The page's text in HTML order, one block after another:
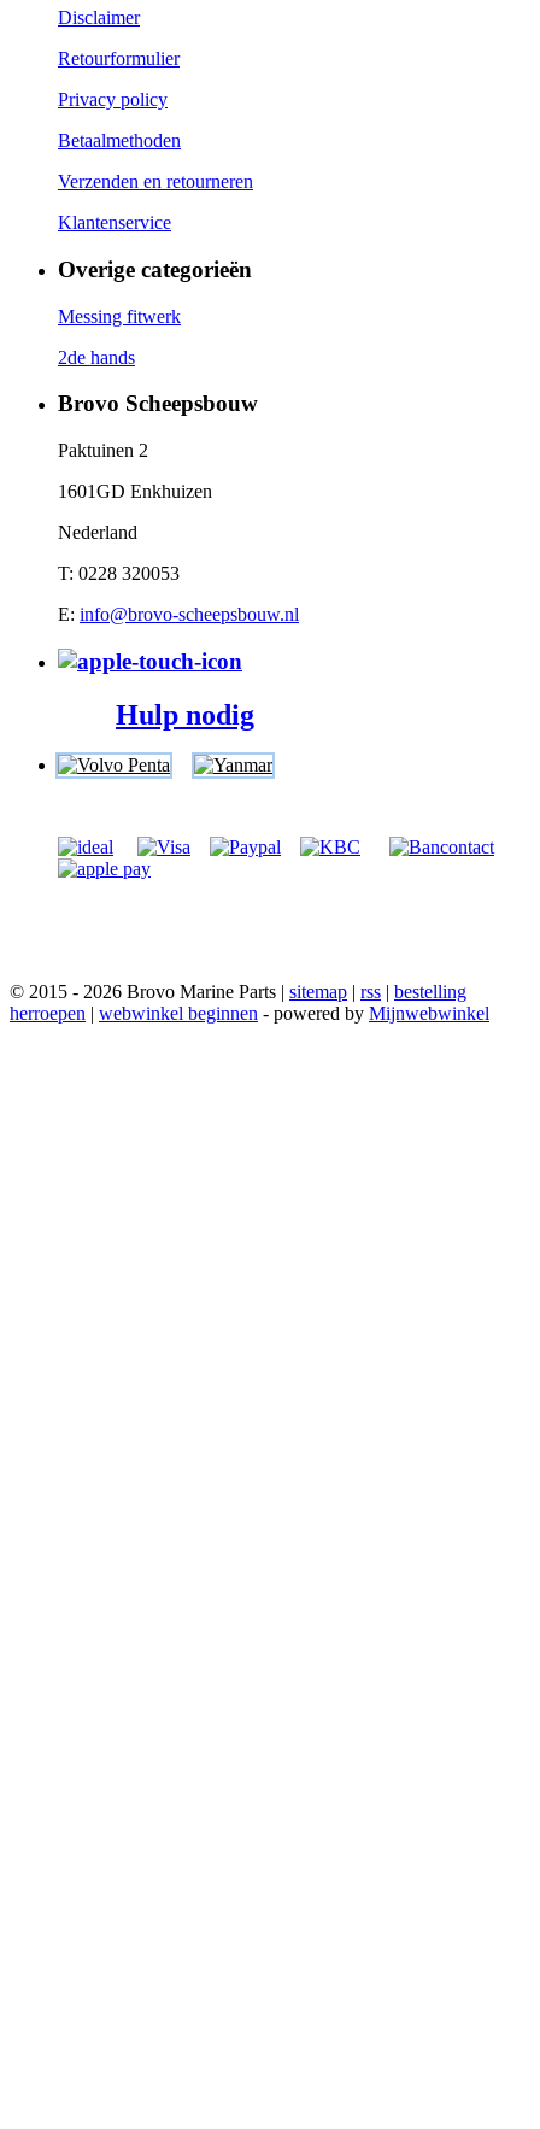
Disclaimer
Retourformulier
Privacy policy
Betaalmethoden
Verzenden en retourneren
Klantenservice
Overige categorieën
Messing fitwerk
2de hands
Brovo Scheepsbouw
Paktuinen 2
1601GD Enkhuizen
Nederland
T: 0228 320053
E: info@brovo-scheepsbouw.nl
Hulp nodig
© 2015 - 2026 Brovo Marine Parts | sitemap rss
bestelling
herroepen
webwinkel beginnen - powered by Mijnwebwinkel